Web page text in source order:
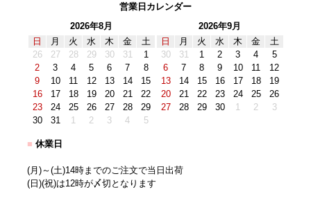
営業日カレンダー
2026年8月
日
月 火 水 木 金
土
26
27 28 29 30 31
1
2
3 4 5 6 7
8
9
10 11 12 13 14
15
16
17 18 19 20 21
22
23
24 25 26 27 28
29
30
31 1 2 3 4 5
2026年9月
日
月 火 水 木 金
土
30
31 1 2 3 4
5
6
7 8 9 10 11
12
13
14 15 16 17 18
19
20
21 22 23 24 25
26
27
28 29 30 1 2 3
■ 休業日
(月)～(土)14時までのご注文で当日出荷
(日)(祝)は12時が〆切となります